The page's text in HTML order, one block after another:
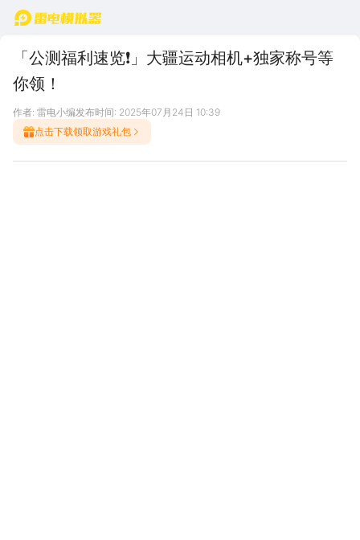
首页
「公测福利速览❗」大疆运动相机+独家称号等
你领！
作者: 雷电小编发布时间: 2025年07月24日 10:39
点击下载领取游戏礼包